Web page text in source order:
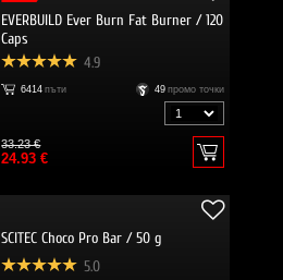
EVERBUILD Ever Burn Fat Burner / 120
Caps
4.9
6414 пъти 49 промо точки
33.23 €
24.93 €
SCITEC Choco Pro Bar / 50 g
5.0